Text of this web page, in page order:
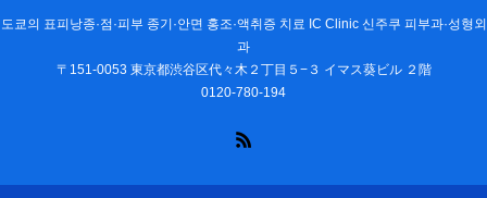
도쿄의 표피낭종·점·피부 종기·안면 홍조·액취증 치료 IC Clinic 신주쿠 피부과·성형외
과
〒151-0053 東京都渋谷区代々木２丁目５−３ イマス葵ビル ２階
0120-780-194